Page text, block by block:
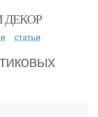
ДЕКОР
статьи